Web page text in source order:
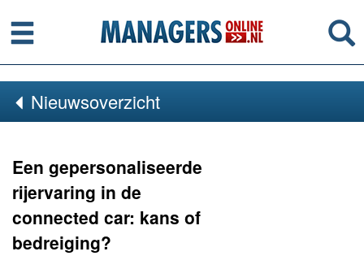
Menu
Nieuwsoverzicht
Een gepersonaliseerde
rijervaring in de
connected car: kans of
bedreiging?